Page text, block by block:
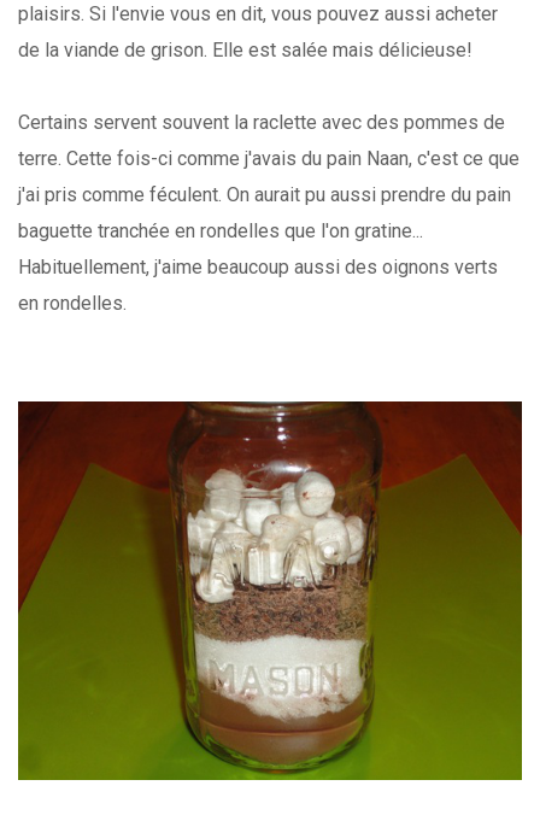
plaisirs. Si l'envie vous en dit, vous pouvez aussi acheter
de la viande de grison. Elle est salée mais délicieuse!
Certains servent souvent la raclette avec des pommes de
terre. Cette fois-ci comme j'avais du pain Naan, c'est ce que
j'ai pris comme féculent. On aurait pu aussi prendre du pain
baguette tranchée en rondelles que l'on gratine...
Habituellement, j'aime beaucoup aussi des oignons verts
en rondelles.